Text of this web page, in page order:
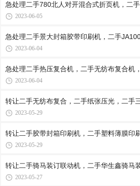
急处理二手780北人对开混合式折页机，二
2023-06-05
急处理二手景大封箱胶带印刷机，二手
2023-06-04
急处理二手热压复合机，二手无纺布复合机
2023-06-04
转让二手无纺布复合，二手纸张压光，二手
2023-05-29
转让二手胶带封箱印刷机，二手塑料薄膜印
2023-05-29
转让二手骑马装订联动机，二手华生鑫骑马
2023-05-27